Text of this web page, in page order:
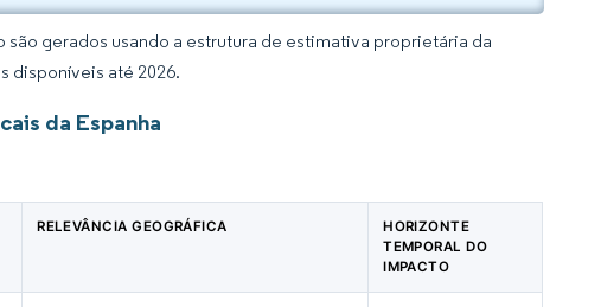
gerados usando a estrutura de estimativa proprietária da
disponíveis até 2026.
da Espanha
RELEVÂNCIA GEOGRÁFICA
HORIZONTE
TEMPORAL DO
IMPACTO